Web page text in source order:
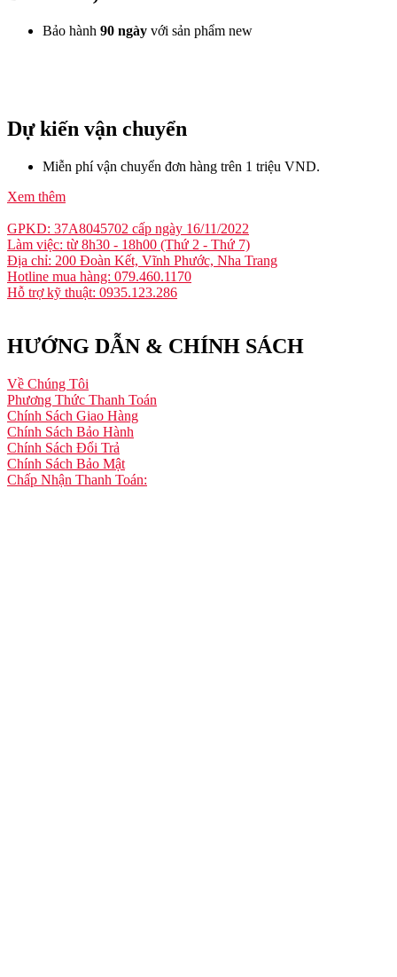
Bảo hành 90 ngày với sản phẩm new
Dự kiến vận chuyển
Miễn phí vận chuyển đơn hàng trên 1 triệu VND.
Xem thêm
GPKD: 37A8045702 cấp ngày 16/11/2022
Làm việc: từ 8h30 - 18h00 (Thứ 2 - Thứ 7)
Địa chỉ: 200 Đoàn Kết, Vĩnh Phước, Nha Trang
Hotline mua hàng: 079.460.1170
Hỗ trợ kỹ thuật: 0935.123.286
HƯỚNG DẪN & CHÍNH SÁCH
Về Chúng Tôi
Phương Thức Thanh Toán
Chính Sách Giao Hàng
Chính Sách Bảo Hành
Chính Sách Đổi Trả
Chính Sách Bảo Mật
Chấp Nhận Thanh Toán: